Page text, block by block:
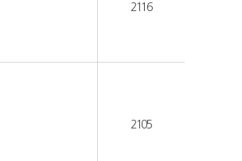
2116
2105